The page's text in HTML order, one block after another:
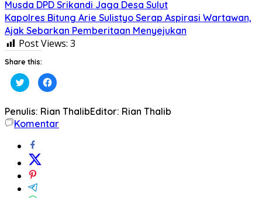
Musda DPD Srikandi Jaga Desa Sulut
Kapolres Bitung Arie Sulistyo Serap Aspirasi Wartawan,
Ajak Sebarkan Pemberitaan Menyejukan
Post Views: 3
Share this:
Klik
untuk
berbagi
Twitter(Membuka
di
jendela
yang
Klik
untuk
Facebook(Membuka
di
jendela
yang
Penulis: Rian ThalibEditor: Rian Thalib
Komentar